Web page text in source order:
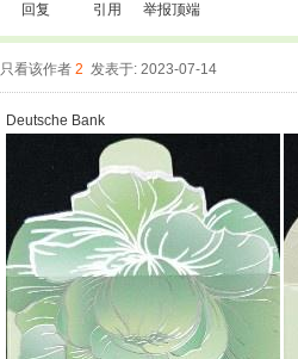
回复 引用 举报顶端
只看该作者 2 发表于: 2023-07-14
Deutsche Bank